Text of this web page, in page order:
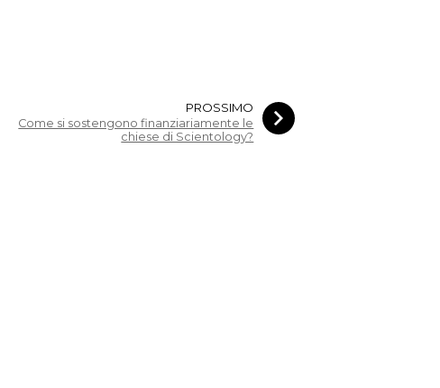
PROSSIMO
Come si sostengono finanziariamente le
chiese di Scientology?